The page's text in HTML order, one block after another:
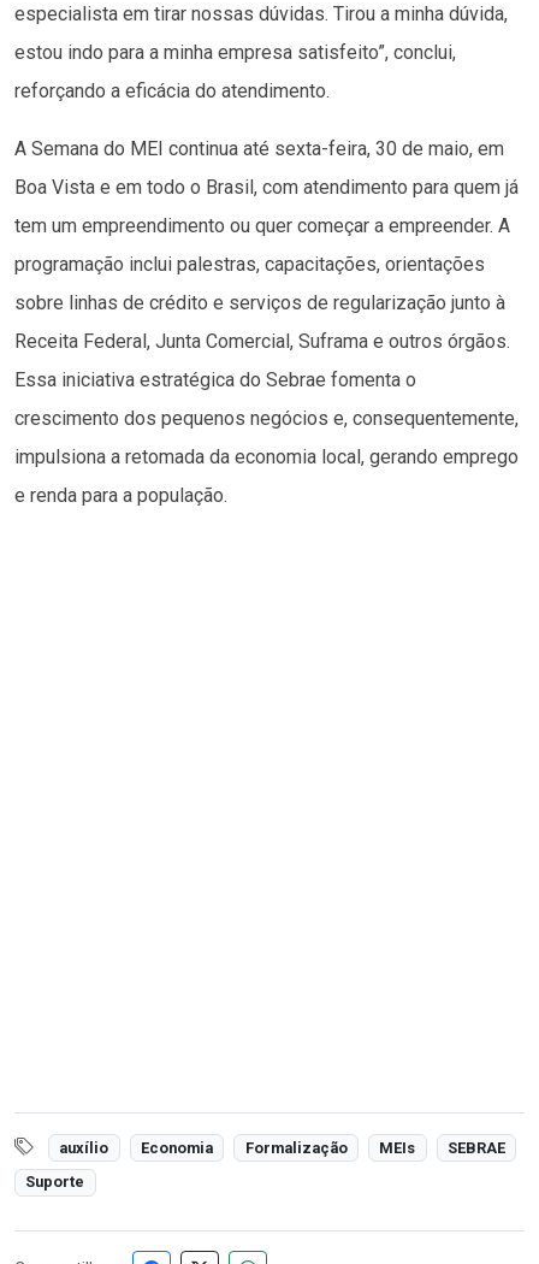
especialista em tirar nossas dúvidas. Tirou a minha dúvida,
estou indo para a minha empresa satisfeito”, conclui,
reforçando a eficácia do atendimento.
A Semana do MEI continua até sexta-feira, 30 de maio, em
Boa Vista e em todo o Brasil, com atendimento para quem já
tem um empreendimento ou quer começar a empreender. A
programação inclui palestras, capacitações, orientações
sobre linhas de crédito e serviços de regularização junto à
Receita Federal, Junta Comercial, Suframa e outros órgãos.
Essa iniciativa estratégica do Sebrae fomenta o
crescimento dos pequenos negócios e, consequentemente,
impulsiona a retomada da economia local, gerando emprego
e renda para a população.
auxílio Economia Formalização MEIs
SEBRAE
Suporte